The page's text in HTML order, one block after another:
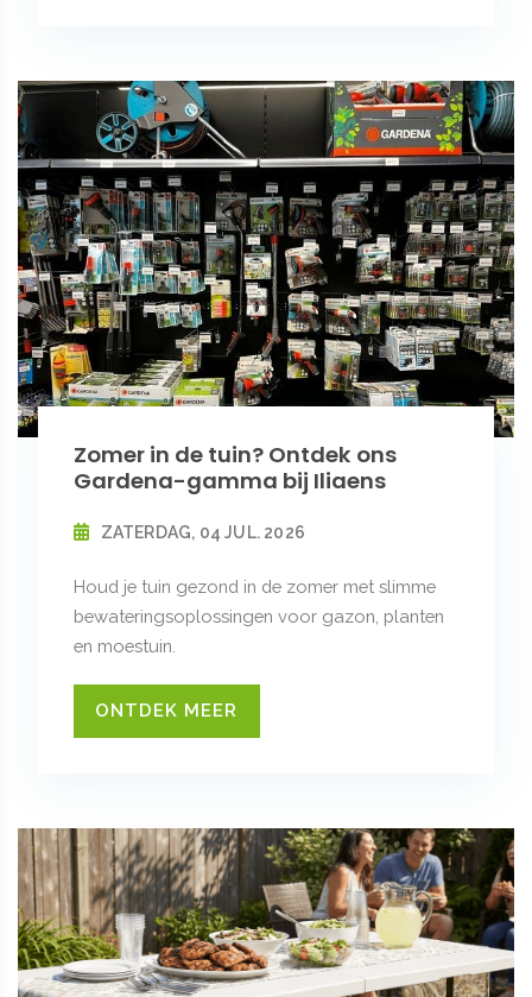
Zomer in de tuin? Ontdek ons
Gardena-gamma bij Iliaens
ZATERDAG, 04 JUL. 2026
Houd je tuin gezond in de zomer met slimme
bewateringsoplossingen voor gazon, planten
en moestuin.
ONTDEK MEER